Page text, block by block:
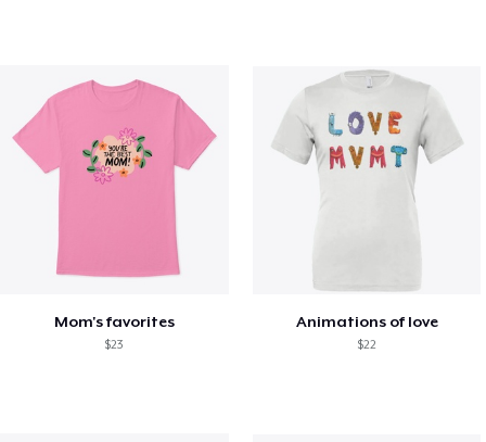
Mom's favorites
$23
Animations of love
$22